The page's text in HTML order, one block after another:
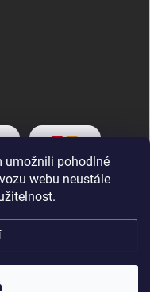
umožnili pohodlné
webu neustále
vyhrazena.Upravit nastavení